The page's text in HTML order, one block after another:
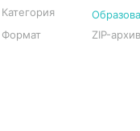
Категория
Формат
ZIP-архив